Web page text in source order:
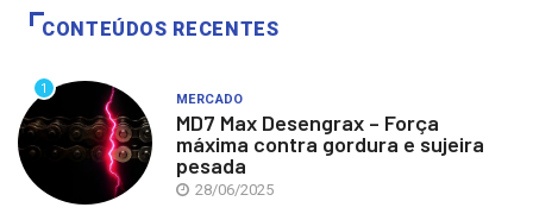
CONTEÚDOS RECENTES
1
MERCADO
MD7 Max Desengrax – Força
máxima contra gordura e sujeira
pesada
28/06/2025